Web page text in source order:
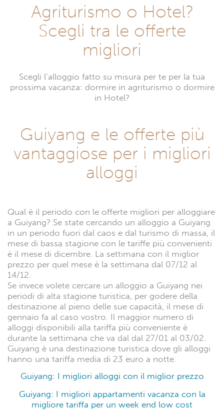
Agriturismo o Hotel?
Scegli tra le offerte
migliori
Scegli l’alloggio fatto su misura per te per la tua
prossima vacanza: dormire in agriturismo o dormire
in Hotel?
Guiyang e le offerte più
vantaggiose per i migliori
alloggi
Qual è il periodo con le offerte migliori per alloggiare
a Guiyang? Se state cercando un alloggio a Guiyang
in un periodo fuori dal caos e dal turismo di massa, il
mese di bassa stagione con le tariffe più convenienti
è il mese di dicembre. La settimana con il miglior
prezzo per quel mese è la settimana dal 07/12 al
14/12.
Se invece volete cercare un alloggio a Guiyang nei
periodi di alta stagione turistica, per godere della
destinazione al pieno delle sue capacità, il mese di
gennaio fa al caso vostro. Il maggior numero di
alloggi disponibili alla tariffa più conveniente è
durante la settimana che va dal dal 27/01 al 03/02.
Guiyang è una destinazione turistica dove gli alloggi
hanno una tariffa media di 23 euro a notte.
Guiyang: I migliori alloggi con il miglior prezzo
Guiyang: I migliori appartamenti vacanza con la
migliore tariffa per un week end low cost